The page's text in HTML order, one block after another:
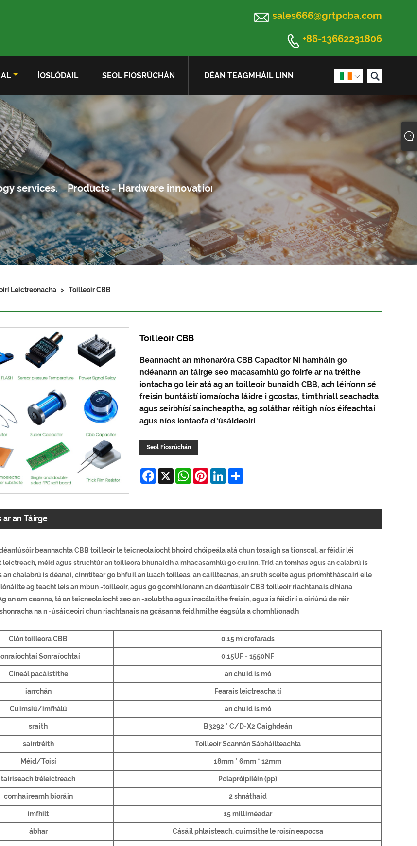
 sales666@grtpcba.com
 +86-13662231806
 
ÍOSLÓDÁIL SEOL FIOSRÚCHÁN DÉAN TEAGMHÁIL LINN
Leictreonacha > Toilleoir CBB
Toilleoir CBB
Beannacht an mhonaróra CBB Capacitor Ní hamháin go
ndéanann an táirge seo macasamhlú go foirfe ar na tréithe
iontacha go léir atá ag an toilleoir bunaidh CBB, ach léiríonn sé
freisin buntáistí iomaíocha láidre i gcostas, timthriall seachadta
agus seirbhísí saincheaptha, ag soláthar réitigh níos éifeachtaí
agus níos iontaofa d'úsáideoirí.
Seol Fiosrúchán
Facebook
X WhatsApp
Pinterest
LinkedIn
Share
ar an Táirge
beannachta CBB toilleoir le teicneolaíocht bhoird chóipeála atá chun tosaigh sa tionscal, ar féidir léi
méid agus struchtúr an toilleora bhunaidh a mhacasamhlú go cruinn. Tríd an tomhas agus an calabrú is
an chalabrú is déanaí, cinntítear go bhfuil an luach toilleas, an caillteanas, an sruth sceite agus príomhtháscairí eile
ag teacht leis an mbun -toilleoir, agus go gcomhlíonann an déantúsóir CBB toilleoir riachtanais dhiana
an am céanna, tá an teicneolaíocht seo an -solúbtha agus inscálaithe freisin, agus is féidir í a oiriúnú de réir
na n -úsáideoirí chun riachtanais na gcásanna feidhmithe éagsúla a chomhlíonadh
Clón toilleora CBB 0.15 microfarads
Sonraíochtaí 0.15UF - 1550NF
Cineál pacáistithe an chuid is mó
iarrchán Fearais leictreacha tí
Cuimsiú/imfhálú an chuid is mó
sraith B3292 * C/D-X2 Caighdeán
saintréith Toilleoir Scannán Sábháilteachta
Méid/Toisí 18mm * 6mm * 12mm
tairiseach tréleictreach Polapróipiléin (pp)
comhaireamh bioráin 2 shnáthaid
imfhilt 15 milliméadar
ábhar Cásáil phlaisteach, cuimsithe le roisín eapocsa